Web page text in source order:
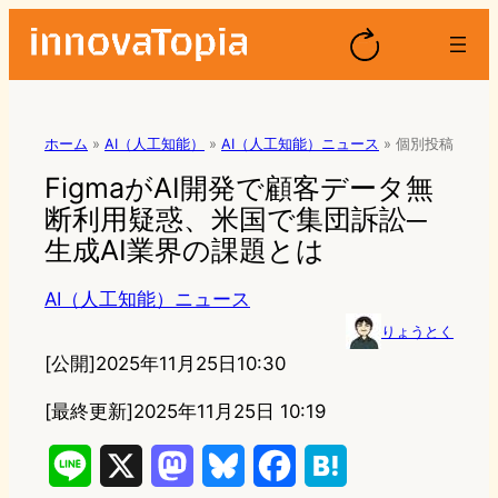
ホーム » AI（人工知能） » AI（人工知能）ニュース » 個別投稿
FigmaがAI開発で顧客データ無
断利用疑惑、米国で集団訴訟─
生成AI業界の課題とは
AI（人工知能）ニュース
りょうとく
[公開]2025年11月25日10:30
[最終更新]2025年11月25日 10:19